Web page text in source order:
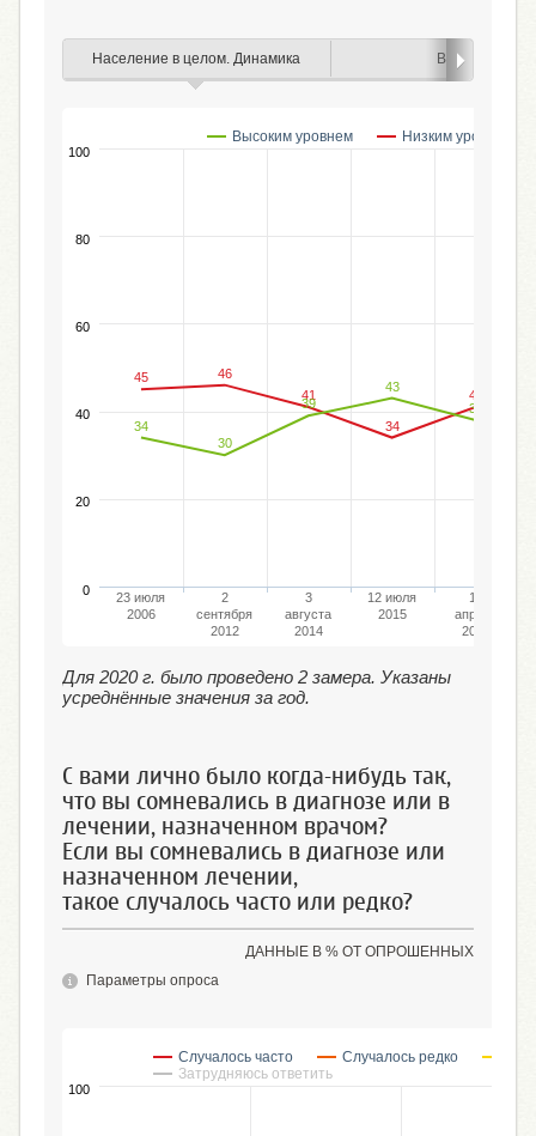
Население в целом. Динамика Возраст
45
46
41
34
41
34
30
39
43
38
Высоким уровнем Низким уровнем
23 июля
2006
2
сентября
2012
3
августа
2014
12 июля
2015
15
апреля
2018
0
20
40
60
80
100
Для 2020 г. было проведено 2 замера. Указаны
усреднённые значения за год.
С вами лично было когда-нибудь так,
что вы сомневались в диагнозе или в
лечении, назначенном врачом?
Если вы сомневались в диагнозе или
назначенном лечении,
такое случалось часто или редко?
ДАННЫЕ В % ОТ ОПРОШЕННЫХ
Параметры опроса
Случалось часто Случалось редко
Затрудняюсь ответить
100